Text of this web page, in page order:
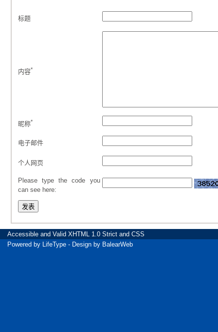
标题
内容*
昵称*
电子邮件
个人网页
Please type the code you
can see here:
Accessible and Valid XHTML 1.0 Strict and CSS
Powered by LifeType - Design by BalearWeb